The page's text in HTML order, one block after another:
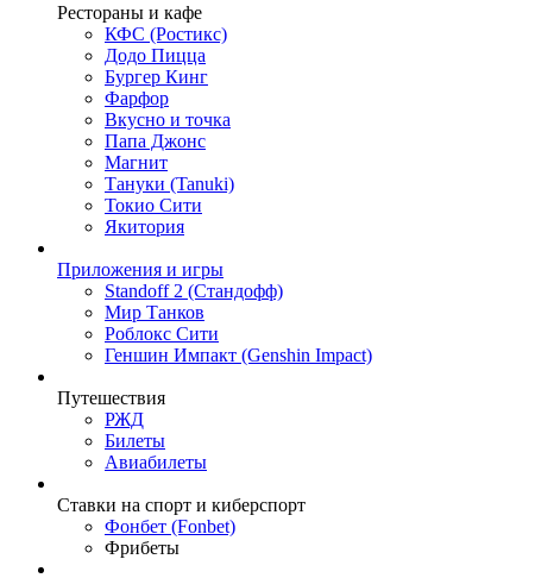
Рестораны и кафе
КФС (Ростикс)
Додо Пицца
Бургер Кинг
Фарфор
Вкусно и точка
Папа Джонс
Магнит
Тануки (Tanuki)
Токио Сити
Якитория
Приложения и игры
Standoff 2 (Стандофф)
Мир Танков
Роблокс Сити
Геншин Импакт (Genshin Impact)
Путешествия
РЖД
Билеты
Авиабилеты
Ставки на спорт и киберспорт
Фонбет (Fonbet)
Фрибеты